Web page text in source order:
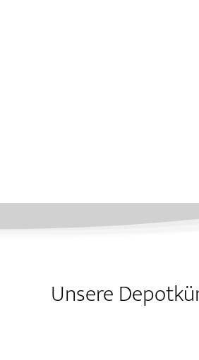
Unsere